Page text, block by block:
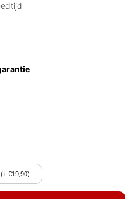
€19,90)